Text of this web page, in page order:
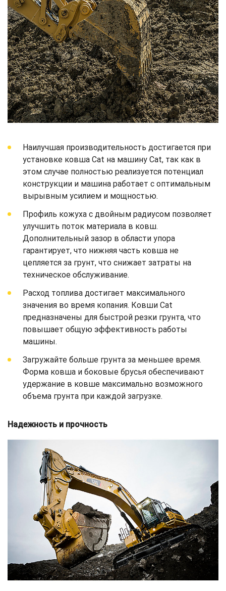
Наилучшая производительность достигается при
установке ковша Cat на машину Cat, так как в
этом случае полностью реализуется потенциал
конструкции и машина работает с оптимальным
вырывным усилием и мощностью.
Профиль кожуха с двойным радиусом позволяет
улучшить поток материала в ковш.
Дополнительный зазор в области упора
гарантирует, что нижняя часть ковша не
цепляется за грунт, что снижает затраты на
техническое обслуживание.
Расход топлива достигает максимального
значения во время копания. Ковши Cat
предназначены для быстрой резки грунта, что
повышает общую эффективность работы
машины.
Загружайте больше грунта за меньшее время.
Форма ковша и боковые брусья обеспечивают
удержание в ковше максимально возможного
объема грунта при каждой загрузке.
Надежность и прочность